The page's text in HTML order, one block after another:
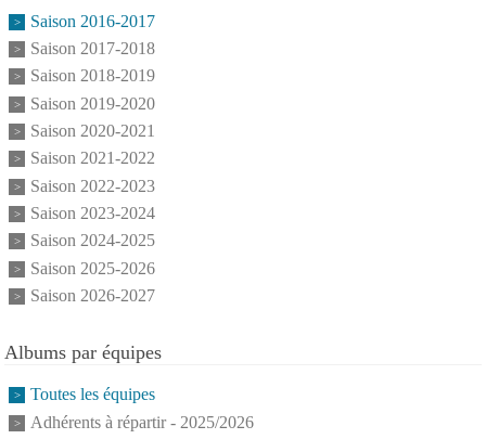
Saison 2016-2017
Saison 2017-2018
Saison 2018-2019
Saison 2019-2020
Saison 2020-2021
Saison 2021-2022
Saison 2022-2023
Saison 2023-2024
Saison 2024-2025
Saison 2025-2026
Saison 2026-2027
Albums par équipes
Toutes les équipes
Adhérents à répartir - 2025/2026